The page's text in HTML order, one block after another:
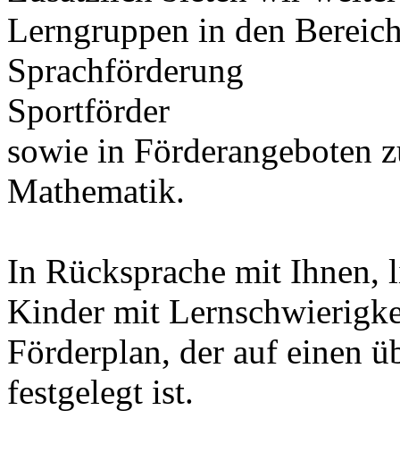
Lerngruppen in den
Sprachförderung
Sportförder
sowie in Förderangeboten
Mathematik.
In Rücksprache mit
Kinder mit
Förderplan, der auf einen
festgelegt ist.